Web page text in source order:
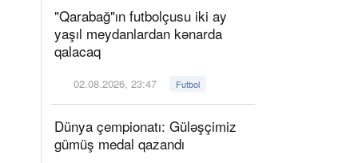
"Qarabağ"ın futbolçusu iki ay
yaşıl meydanlardan kənarda
qalacaq
02.08.2026, 23:47 Futbol
Dünya çempionatı: Güləşçimiz
gümüş medal qazandı